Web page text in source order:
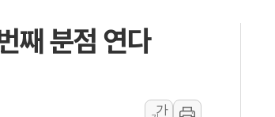
욕 반도체주 프리뷰...美 고용 쇼크에 반도체주 '활짝'
, 美 고용 쇼크에 금리 인상 우려 후퇴…나스닥 선물 1%
용 2만3000명 감소 '쇼크'…9월 금리 인상 기대 후퇴
수니파 3개국, 공동방위협정 체결
째 분점 연다
가